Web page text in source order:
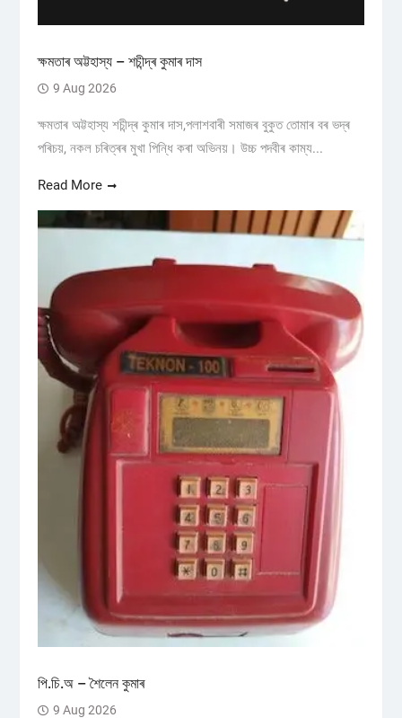
ক্ষমতাৰ অট্টহাস্য – শচীন্দ্ৰ কুমাৰ দাস
9 Aug 2026
ক্ষমতাৰ অট্টহাস্য শচীন্দ্ৰ কুমাৰ দাস,পলাশবাৰী সমাজৰ বুকুত তোমাৰ বৰ ভদ্ৰ
পৰিচয়, নকল চৰিত্ৰৰ মুখা পিন্ধি কৰা অভিনয়। উচ্চ পদবীৰ কাম্য...
Read More
পি.চি.অ – শৈলেন কুমাৰ
9 Aug 2026